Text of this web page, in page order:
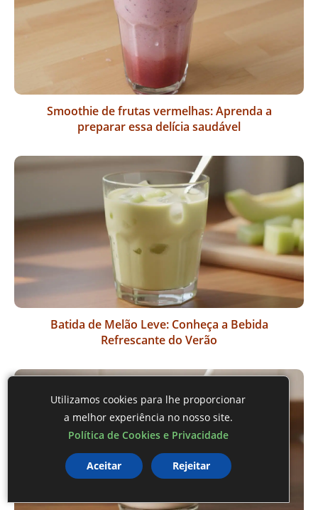
Smoothie de frutas vermelhas: Aprenda a
preparar essa delícia saudável
Batida de Melão Leve: Conheça a Bebida
Refrescante do Verão
Utilizamos cookies para lhe proporcionar
a melhor experiência no nosso site.
Política de Cookies e Privacidade
Aceitar Rejeitar